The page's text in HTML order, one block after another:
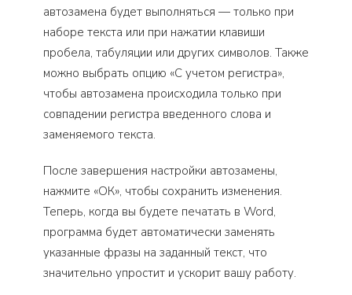
автозамена будет выполняться — только при
наборе текста или при нажатии клавиши
пробела, табуляции или других символов. Также
можно выбрать опцию «С учетом регистра»,
чтобы автозамена происходила только при
совпадении регистра введенного слова и
заменяемого текста.
После завершения настройки автозамены,
нажмите «ОК», чтобы сохранить изменения.
Теперь, когда вы будете печатать в Word,
программа будет автоматически заменять
указанные фразы на заданный текст, что
значительно упростит и ускорит вашу работу.